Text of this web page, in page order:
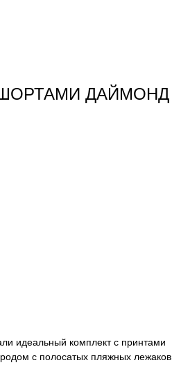
ДАЙМОНД
идеальный комплект с принтами
с полосатых пляжных лежаков